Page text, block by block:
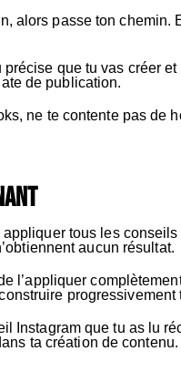
alors passe ton
que tu vas créer
de publication.
ne te contente pas de
tous les
aucun résultat.
l’appliquer
Instagram que tu as lu
ta création de contenu.